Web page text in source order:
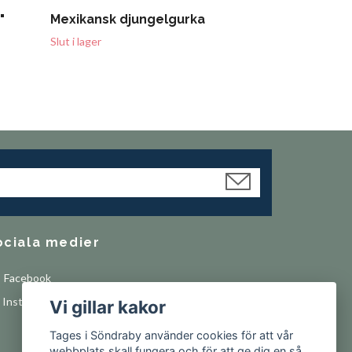
Mexikansk djungelgurka
Slut i lager
medier
Facebook
InstagramVi gillar kakor
Tages i Söndraby använder cookies för att vår